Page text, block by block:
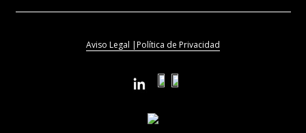
Aviso Legal |Política de Privacidad